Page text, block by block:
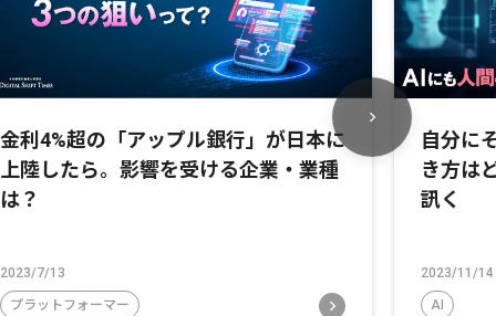
金利4%超の「アップル銀行」が日本に
上陸したら。影響を受ける企業・業種
は？
2023/7/13
プラットフォーマー
自分に
き方は
訊く
2023/11/14
AI